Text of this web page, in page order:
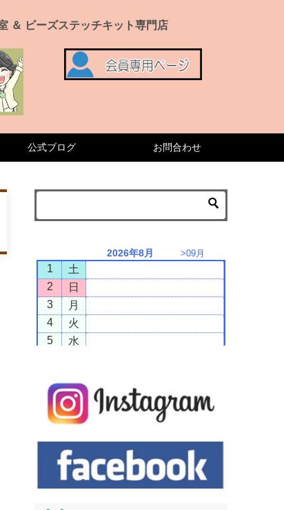
＆ ビーズステッチキット専門店
公式ブログ お問合わせ